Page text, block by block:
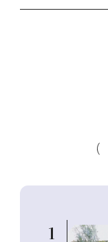
1